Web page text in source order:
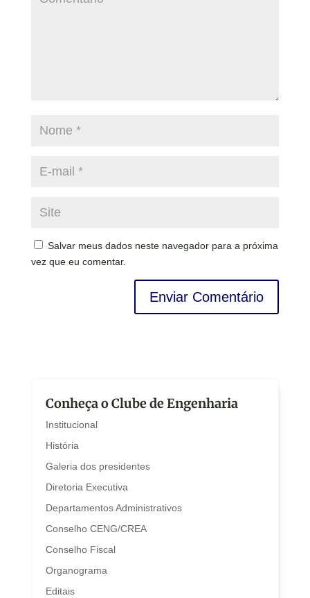
Salvar meus dados neste navegador para a próxima
vez que eu comentar.
Conheça o Clube de Engenharia
Institucional
História
Galeria dos presidentes
Diretoria Executiva
Departamentos Administrativos
Conselho CENG/CREA
Conselho Fiscal
Organograma
Editais